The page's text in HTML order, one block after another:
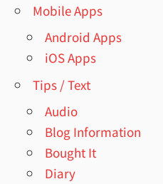
Mobile Apps
Android Apps
iOS Apps
Tips / Text
Audio
Blog Information
Bought It
Diary